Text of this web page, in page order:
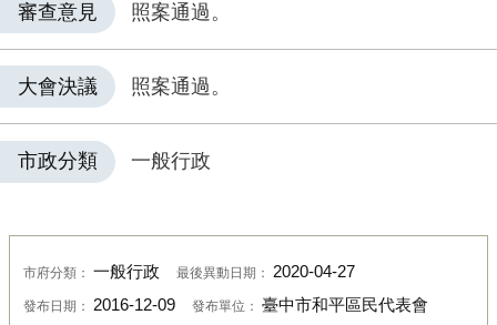
審查意見 照案通過。
大會決議 照案通過。
市政分類 一般行政
市府分類： 一般行政 最後異動日期： 2020-04-27
發布日期： 2016-12-09 發布單位： 臺中市和平區民代表會